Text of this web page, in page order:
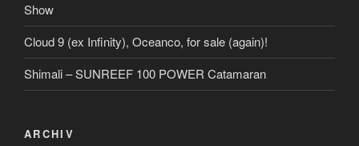
Show
Cloud 9 (ex Infinity), Oceanco, for sale (again)!
Shimali – SUNREEF 100 POWER Catamaran
ARCHIV